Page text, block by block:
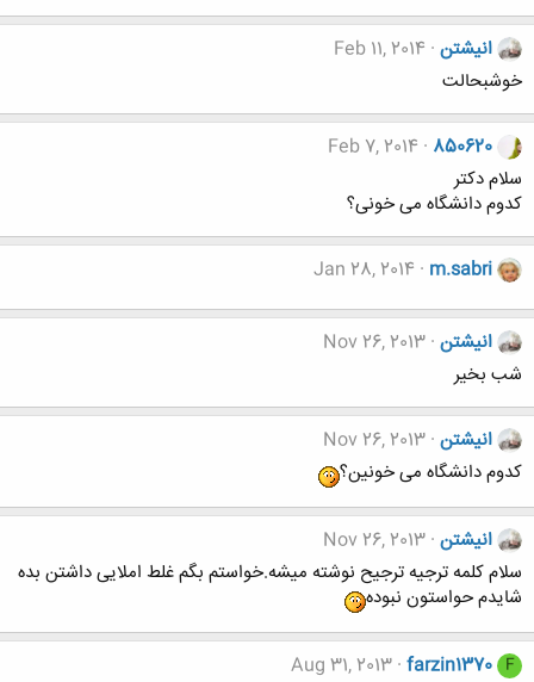
انیشتن Feb 11, 2014
خوشبحالت
850620
Feb 7, 2014
سلام دکتر
کدوم دانشگاه می خونی؟
m.sabri
Jan 28, 2014
انیشتن Nov 26, 2013
شب بخیر
انیشتن Nov 26, 2013
کدوم دانشگاه می خونین؟
انیشتن Nov 26, 2013
سلام کلمه ترجیه ترجیح نوشته میشه.خواستم بگم غلط املایی داشتن بده
شایدم حواستون نبوده
F
farzin1370
Aug 31, 2013